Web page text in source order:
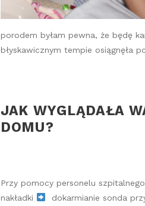
porodem byłam pewna, że będę
błyskawicznym tempie osiągnęła
JAK WYGLĄDAŁA
DOMU?
Przy pomocy personelu
nakładki
dokarmianie sonda